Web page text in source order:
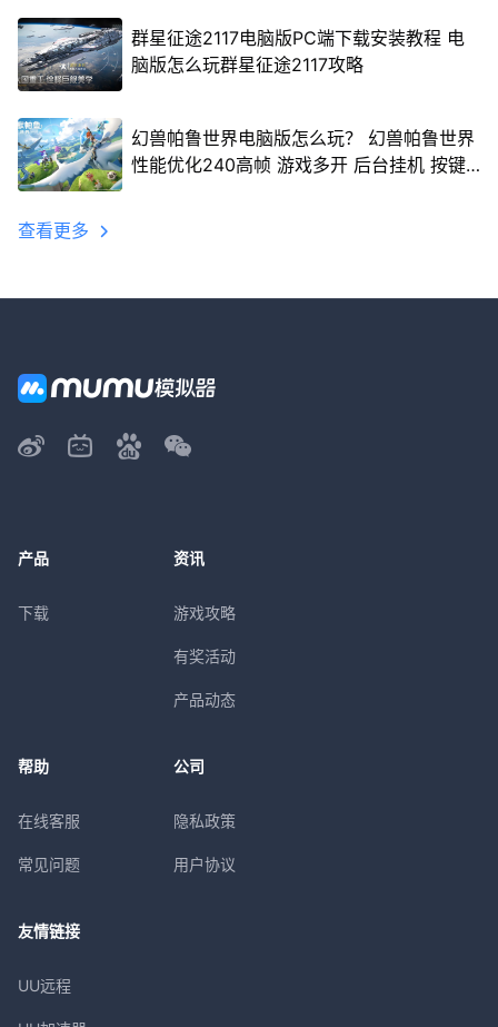
群星征途2117电脑版PC端下载安装教程 电
脑版怎么玩群星征途2117攻略
幻兽帕鲁世界电脑版怎么玩？ 幻兽帕鲁世界
性能优化240高帧 游戏多开 后台挂机 按键
查看更多
产品
下载
资讯
游戏攻略
有奖活动
产品动态
帮助
在线客服
常见问题
公司
隐私政策
用户协议
友情链接
UU远程